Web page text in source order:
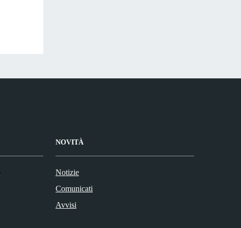
NOVITÀ
Notizie
Comunicati
Avvisi